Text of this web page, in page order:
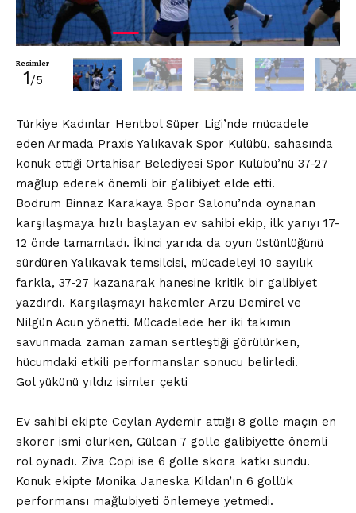
Resimler
1/5
Türkiye Kadınlar Hentbol Süper Ligi’nde mücadele
eden Armada Praxis Yalıkavak Spor Kulübü, sahasında
konuk ettiği Ortahisar Belediyesi Spor Kulübü’nü 37-27
mağlup ederek önemli bir galibiyet elde etti.
Bodrum Binnaz Karakaya Spor Salonu’nda oynanan
karşılaşmaya hızlı başlayan ev sahibi ekip, ilk yarıyı 17-
12 önde tamamladı. İkinci yarıda da oyun üstünlüğünü
sürdüren Yalıkavak temsilcisi, mücadeleyi 10 sayılık
farkla, 37-27 kazanarak hanesine kritik bir galibiyet
yazdırdı. Karşılaşmayı hakemler Arzu Demirel ve
Nilgün Acun yönetti. Mücadelede her iki takımın
savunmada zaman zaman sertleştiği görülürken,
hücumdaki etkili performanslar sonucu belirledi.
Gol yükünü yıldız isimler çekti
Ev sahibi ekipte Ceylan Aydemir attığı 8 golle maçın en
skorer ismi olurken, Gülcan 7 golle galibiyette önemli
rol oynadı. Ziva Copi ise 6 golle skora katkı sundu.
Konuk ekipte Monika Janeska Kildan’ın 6 gollük
performansı mağlubiyeti önlemeye yetmedi.